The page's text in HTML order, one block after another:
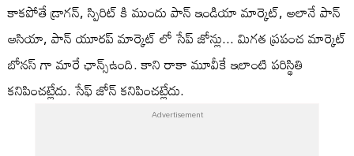
కాకపోతే డ్రాగన్, స్పిరిట్ కి ముందు పాన్ ఇండియా మార్కెట్, అలానే పాన్
ఆసియా, పాన్ యూరప్ మార్కెట్ లో సేప్ జోన్లు... మిగత ప్రపంచ మార్కెట్
బోనస్ గా మారే ఛాన్స్ఉంది. కాని రాకా మూవీకే ఇలాంటి పరిస్థితి
కనిపించట్లేదు. సేఫ్ జోన్ కనిపించట్లేదు.